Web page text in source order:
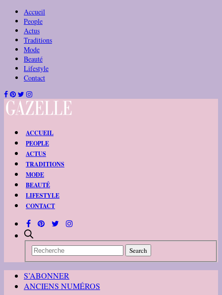
Accueil
People
Actus
Traditions
Mode
Beauté
Lifestyle
Contact
ACCUEIL
PEOPLE
ACTUS
TRADITIONS
MODE
BEAUTÉ
LIFESTYLE
CONTACT
S’ABONNER
ANCIENS NUMÉROS